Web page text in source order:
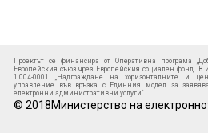
Проектът се финансира от Оперативна програма
Европейския съюз чрез Европейския социален фонд. В
1.004-0001 „Надграждане на хоризонталните и
управление във връзка с Единния модел за
електронни административни услуги“
© 2018Министерство на